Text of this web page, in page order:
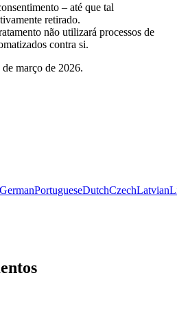
– até que tal
retirado.
não utilizará processos de
contra si.
março de 2026.
GermanPortugueseDutchCzechLatvian